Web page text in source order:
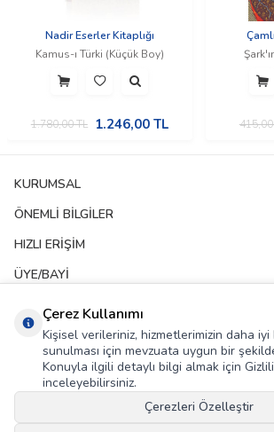
Nadir Eserler Kitaplığı
Kamus-ı Türki (Küçük Boy)
1.780,00TL 1.246,00TL 415,00
KURUMSAL
ÖNEMLI BILGILER
HIZLI ERIŞIM
ÜYE/BAYI
E-Bülten
Kampanya ve yeniliklerden haberdar olmak için e-
Çerez Kullanımı
Kişisel verileriniz, hizmetlerimizin daha
sunulması için mevzuata uygun bir
Konuyla ilgili detaylı bilgi almak için
inceleyebilirsiniz.
Çerezleri Özelleştir